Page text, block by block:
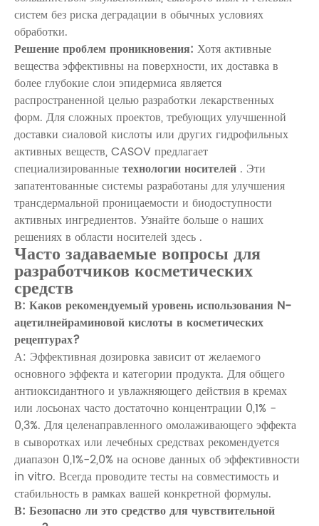
систем без риска деградации в обычных условиях
обработки.
Решение проблем проникновения: Хотя активные
вещества эффективны на поверхности, их доставка в
более глубокие слои эпидермиса является
распространенной целью разработки лекарственных
форм. Для сложных проектов, требующих улучшенной
доставки сиаловой кислоты или других гидрофильных
активных веществ, CASOV предлагает
специализированныетехнологии носителей . Эти
запатентованные системы разработаны для улучшения
трансдермальной проницаемости и биодоступности
активных ингредиентов. Узнайте больше о наших
решениях в области носителей здесь .
Часто задаваемые вопросы для
разработчиков косметических
средств
В: Каков рекомендуемый уровень использования N-
ацетилнейраминовой кислоты в косметических
рецептурах?
А: Эффективная дозировка зависит от желаемого
основного эффекта и категории продукта. Для общего
антиоксидантного и увлажняющего действия в кремах
или лосьонах часто достаточно концентрации 0,1% -
0,3%. Для целенаправленного омолаживающего эффекта
в сыворотках или лечебных средствах рекомендуется
диапазон 0,1%-2,0% на основе данных об эффективности
in vitro. Всегда проводите тесты на совместимость и
стабильность в рамках вашей конкретной формулы.
В: Безопасно ли это средство для чувствительной